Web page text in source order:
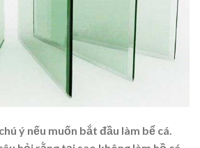
ý nếu muốn bắt đầu làm bể cá.